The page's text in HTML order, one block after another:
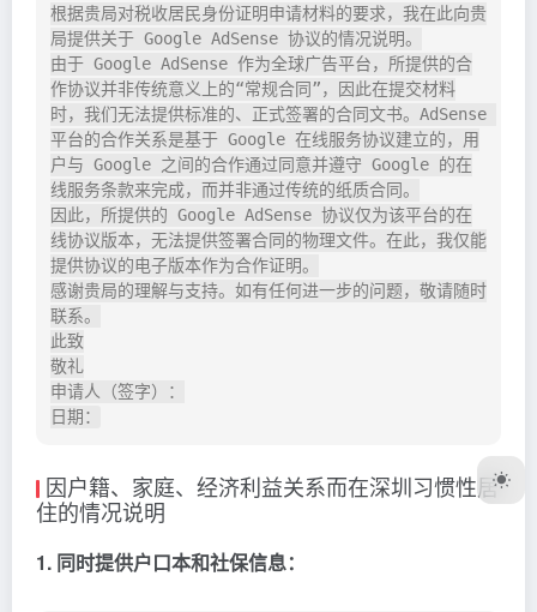
根据贵局对税收居民身份证明申请材料的要求，我在此向贵
局提供关于 Google AdSense 协议的情况说明。
由于 Google AdSense 作为全球广告平台，所提供的合
作协议并非传统意义上的“常规合同”，因此在提交材料
时，我们无法提供标准的、正式签署的合同文书。AdSense
平台的合作关系是基于 Google 在线服务协议建立的，用
户与 Google 之间的合作通过同意并遵守 Google 的在
线服务条款来完成，而并非通过传统的纸质合同。
因此，所提供的 Google AdSense 协议仅为该平台的在
线协议版本，无法提供签署合同的物理文件。在此，我仅能
提供协议的电子版本作为合作证明。
感谢贵局的理解与支持。如有任何进一步的问题，敬请随时
联系。
此致
敬礼
申请人（签字）：
因户籍、家庭、经济利益关系而在深圳习惯性居
住的情况说明
1. 同时提供户口本和社保信息：